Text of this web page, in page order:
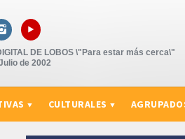
▸
DE LOBOS \"Para estar más cerca\"
de 2002
CULTURALES